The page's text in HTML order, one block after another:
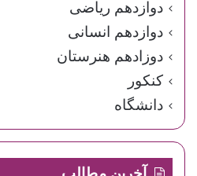
دوازدهم ریاضی
دوازدهم انسانی
دوزادهم هنرستان
کنکور
دانشگاه